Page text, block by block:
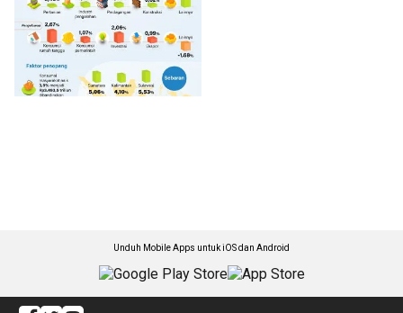
Unduh Mobile Apps untuk iOS dan Android